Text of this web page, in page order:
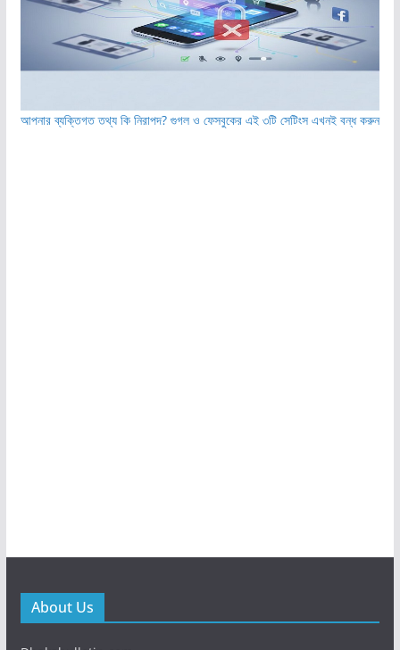
আপনার ব্যক্তিগত তথ্য কি নিরাপদ? গুগল ও ফেসবুকের এই ৩টি সেটিংস এখনই বন্ধ করুন
About Us